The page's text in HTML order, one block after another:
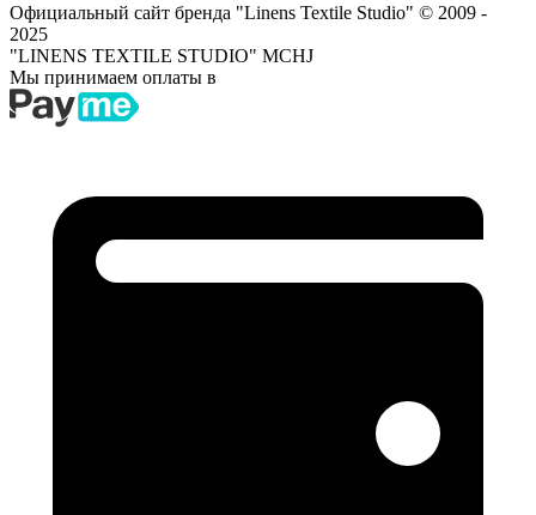
Официальный сайт бренда "Linens Textile Studio" © 2009 -
2025
"LINENS TEXTILE STUDIO" MCHJ
Мы принимаем оплаты в